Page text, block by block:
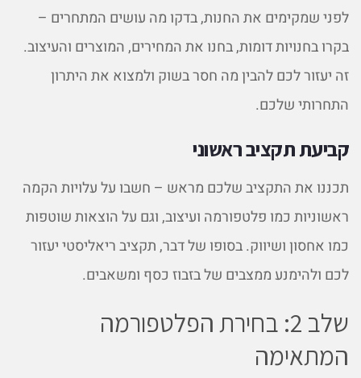
לפני שמקימים את החנות, בדקו מה עושים המתחרים –
בקרו בחנויות דומות, בחנו את המחירים, המוצרים והעיצוב.
זה יעזור לכם להבין מה חסר בשוק ולמצוא את היתרון
התחרותי שלכם.
קביעת תקציב ראשוני
תכננו את התקציב שלכם מראש – חשבו על עלויות הקמה
ראשוניות כמו פלטפורמה ועיצוב, וגם על הוצאות שוטפות
כמו אחסון ושיווק. בסופו של דבר, תקציב ריאליסטי יעזור
לכם ולהימנע ממצבים של בזבוז כסף ומשאבים.
שלב 2: בחירת הפלטפורמה
המתאימה